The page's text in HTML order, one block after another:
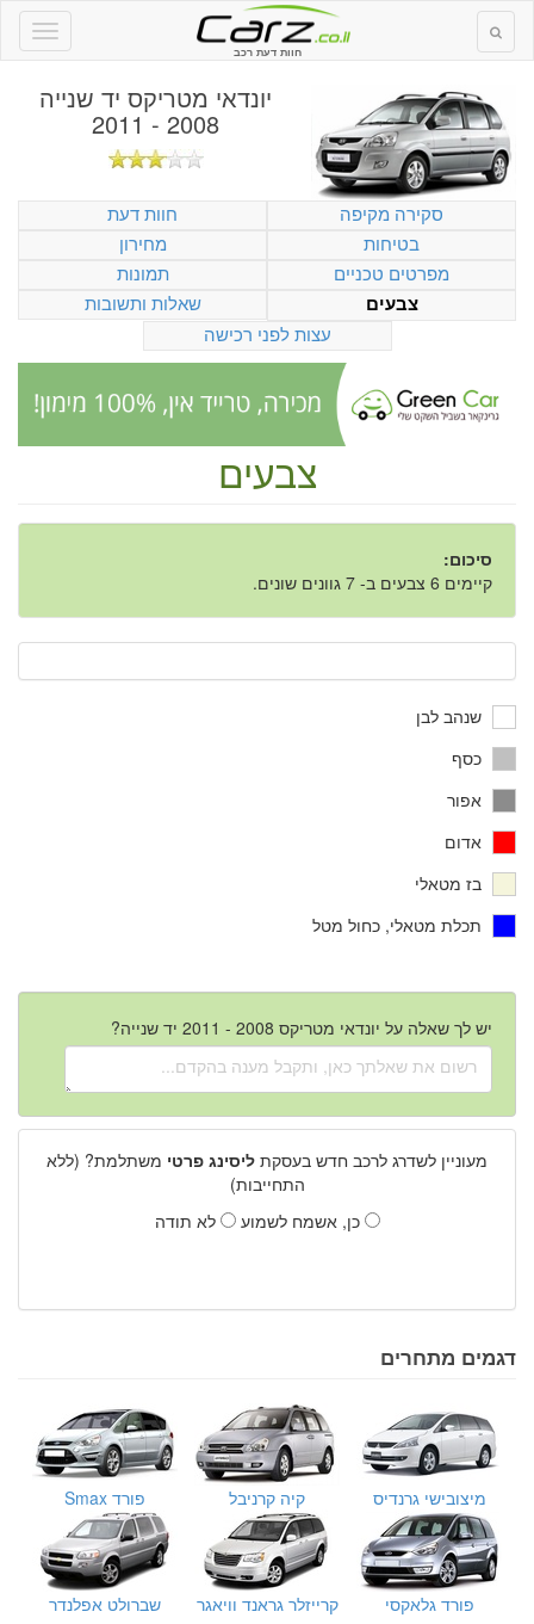
חוות דעת רכב
יונדאי מטריקס יד שנייה
2008 - 2011
סקירה מקיפה
חוות דעת
בטיחות
מחירון
מפרטים טכניים
תמונות
צבעים
שאלות ותשובות
עצות לפני רכישה
צבעים
סיכום:
קיימים 6 צבעים ב- 7 גוונים שונים.
שנהב לבן
כסף
אפור
אדום
בז מטאלי
תכלת מטאלי, כחול מטל
יש לך שאלה על יונדאי מטריקס 2008 - 2011 יד שנייה?
מעוניין לשדרג לרכב חדש בעסקת ליסינג פרטי משתלמת? (ללא
התחייבות)
כן, אשמח לשמוע
לא תודה
דגמים מתחרים
מיצובישי גרנדיס קיה קרניבל פורד Smax
פורד גלאקסי קרייזלר גראנד וויאגר שברולט אפלנדר